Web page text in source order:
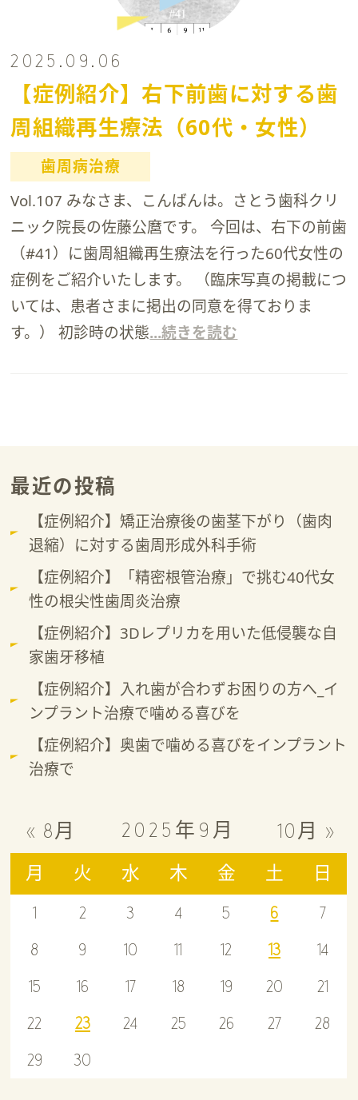
2025.09.06
【症例紹介】右下前歯に対する歯
周組織再生療法（60代・女性）
歯周病治療
Vol.107 みなさま、こんばんは。さとう歯科クリ
ニック院長の佐藤公麿です。 今回は、右下の前歯
（#41）に歯周組織再生療法を行った60代女性の
症例をご紹介いたします。 （臨床写真の掲載につ
いては、患者さまに掲出の同意を得ておりま
す。） 初診時の状態...続きを読む
最近の投稿
【症例紹介】矯正治療後の歯茎下がり（歯肉
退縮）に対する歯周形成外科手術
【症例紹介】「精密根管治療」で挑む40代女
性の根尖性歯周炎治療
【症例紹介】3Dレプリカを用いた低侵襲な自
家歯牙移植
【症例紹介】入れ歯が合わずお困りの方へ_イ
ンプラント治療で噛める喜びを
【症例紹介】奥歯で噛める喜びをインプラント
治療で
2025年9月
月 火 水 木 金 土 日
« 8月 10月 »
1 2 3 4 5 6
7
8
9 10 11 12 13
14
15
16 17 18 19 20
21
22
23 24 25 26 27
28
29
30